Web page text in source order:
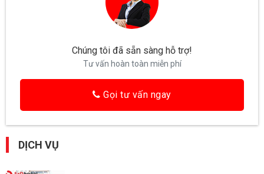
Chúng tôi đã sẵn sàng hỗ trợ!
Tư vấn hoàn toàn miễn phí
Gọi tư vấn ngay
DỊCH VỤ